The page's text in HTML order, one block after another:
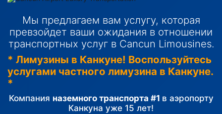
Мы предлагаем вам услугу, которая
превзойдет ваши ожидания в отношении
транспортных услуг в Cancun Limousines.
* Лимузины в Канкуне! Воспользуйтесь
услугами частного лимузина в Канкуне.
*
Компания наземного транспорта #1 в аэропорту
Канкуна уже 15 лет!